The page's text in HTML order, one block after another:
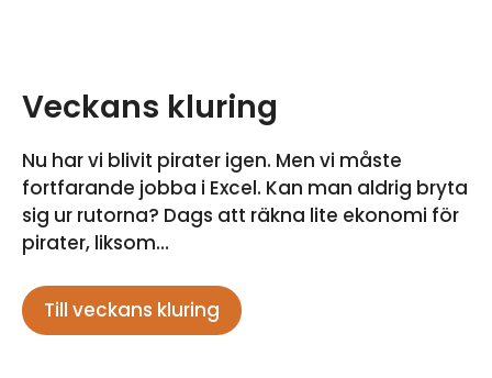
Veckans kluring
Nu har vi blivit pirater igen. Men vi måste
fortfarande jobba i Excel. Kan man aldrig bryta
sig ur rutorna? Dags att räkna lite ekonomi för
pirater, liksom…
Till veckans kluring